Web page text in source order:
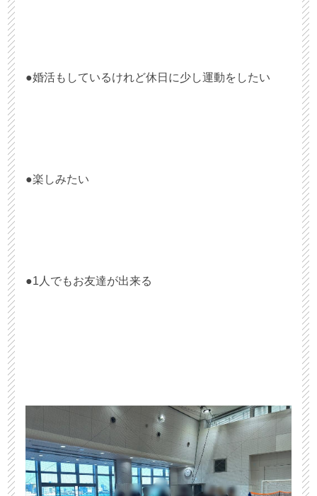
●婚活もしているけれど休日に少し運動をしたい
●楽しみたい
●1人でもお友達が出来る